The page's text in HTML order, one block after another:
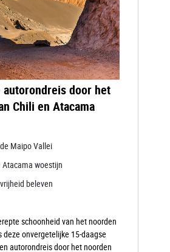
autorondreis door het
Chili en Atacama
Maipo Vallei
Atacama woestijn
beleven
schoonheid van het noorden
deze onvergetelijke 15-daagse
autorondreis door het noorden